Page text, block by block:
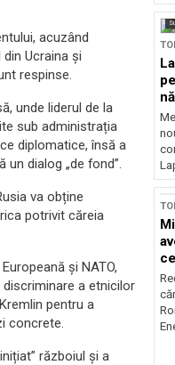
acuzând
Ucraina și
respinse.
unde liderul de la
sub administrația
diplomatice, însă a
dialog „de fond”.
va obține
potrivit căreia
și NATO,
a etnicilor
pentru a
concrete.
războiul și a